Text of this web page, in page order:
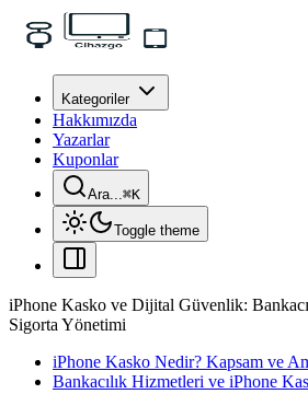
Kategoriler
Hakkımızda
Yazarlar
Kuponlar
Ara...⌘K
Toggle theme
iPhone Kasko ve Dijital Güvenlik:
Sigorta Yönetimi
iPhone Kasko Nedir? Kapsam ve
Bankacılık Hizmetleri ve iPhone